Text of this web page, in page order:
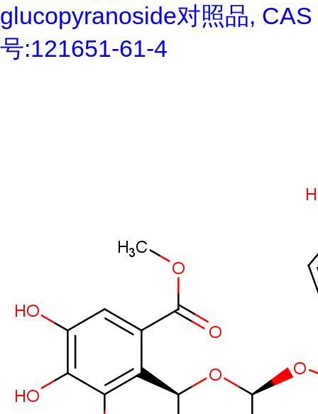
glucopyranoside对照品, CAS
号:121651-61-4